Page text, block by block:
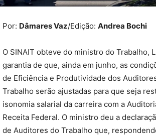
Por: Dâmares Vaz/Edição: Andrea Bochi
O SINAIT obteve do ministro do Trabalho,
garantia de que, ainda em junho, as
de Eficiência e Produtividade dos
Trabalho serão ajustadas para que seja
isonomia salarial da carreira com a
Receita Federal. O ministro deu a
de Auditores do Trabalho que,